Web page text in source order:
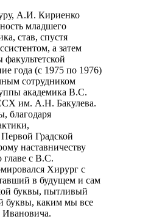
А.И. Кириенко
младшего
став, спустя
а затем
года (с 1975 по 1976)
сотрудником
академика В.С.
им. А.Н. Бакулева.
благодаря
Градской
наставничеству
главе с В.С.
Хирург с
в будущем и сам
буквы, пытливый
буквы, каким мы все
Ивановича.